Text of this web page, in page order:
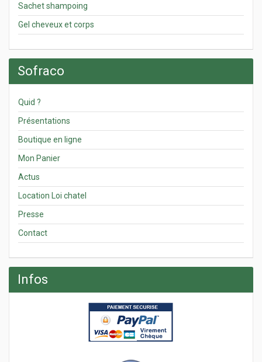
Sachet shampoing
Gel cheveux et corps
Sofraco
Quid ?
Présentations
Boutique en ligne
Mon Panier
Actus
Location Loi chatel
Presse
Contact
Infos